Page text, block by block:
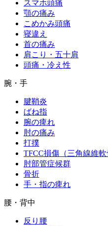
スマホ頭痛
顎の痛み
こめかみ頭痛
寝違え
首の痛み
肩こり・五十肩
頭痛・冷え性
腕・手
腱鞘炎
ばね指
腕の痺れ
肘の痛み
打撲
TFCC損傷（三角線維軟
肘部管症候群
骨折
手・指の痺れ
腰・背中
反り腰